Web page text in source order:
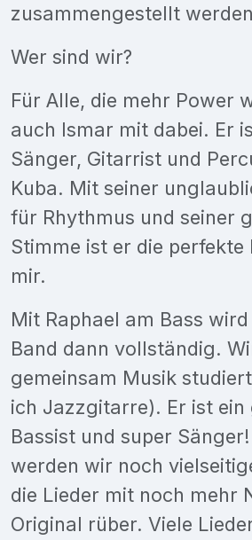
zusammengestellt
Wer sind wir?
Für Alle, die mehr Power
auch Ismar mit dabei. Er
Sänger, Gitarrist und
Kuba. Mit seiner
für Rhythmus und seiner
Stimme ist er die perfekte
mir.
Mit Raphael am Bass
Band dann vollständig.
gemeinsam Musik
ich Jazzgitarre). Er ist
Bassist und super
werden wir noch
die Lieder mit noch mehr
Original rüber. Viele